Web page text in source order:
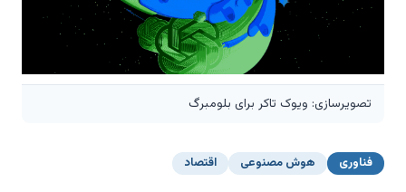
تصویرسازی: ویوک تاکر برای بلومبرگ
فناوری هوش مصنوعی اقتصاد